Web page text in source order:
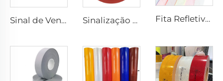
Sinal de Venda Quente Cones de Trânsito de PVC Flexível Refletivo de Segurança Sinalização Refletiva Personalizada de Preço Barato para Segurança no Trânsito Fita Refletiva Xadrez de PVC para Costurar, Tecido Refletivo para Jaquetas, Coletes e Bolsas